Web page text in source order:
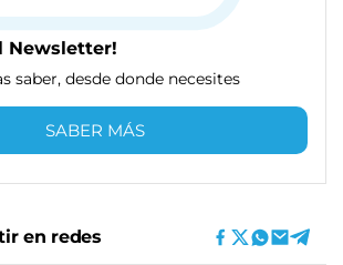
Newsletter!
saber, desde donde necesites
SABER MÁS
en redes